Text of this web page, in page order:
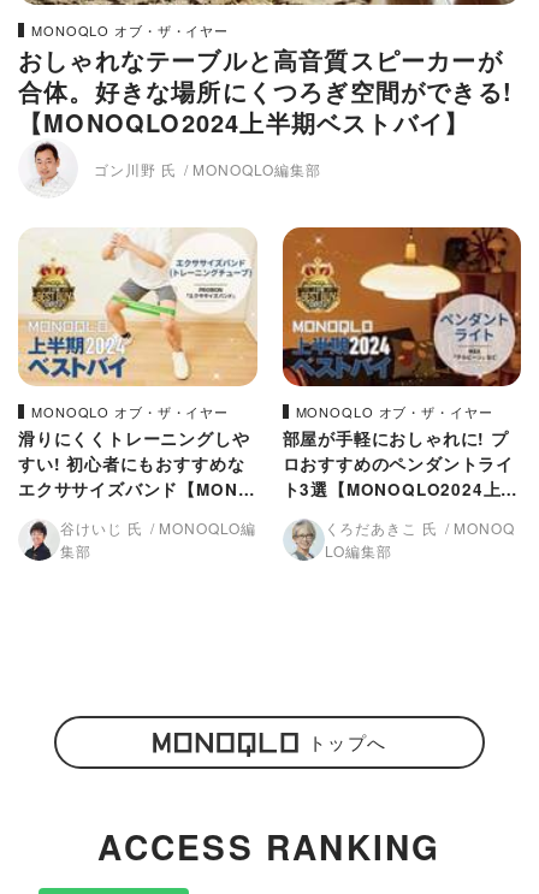
MONOQLO オブ・ザ・イヤー
おしゃれなテーブルと高音質スピーカーが
合体。好きな場所にくつろぎ空間ができる!
【MONOQLO2024上半期ベストバイ】
ゴン川野 氏 MONOQLO編集部
MONOQLO オブ・ザ・イヤー
滑りにくくトレーニングしや
すい! 初心者にもおすすめな
エクササイズバンド【MONO
QLO2024上半期ベストバ
イ】
谷けいじ 氏
MONOQLO編
集部
MONOQLO オブ・ザ・イヤー
部屋が手軽におしゃれに! プ
ロおすすめのペンダントライ
ト3選【MONOQLO2024上半
期ベストバイ】
くろだあきこ 氏
MONOQ
LO編集部
トップへ
ACCESS RANKING